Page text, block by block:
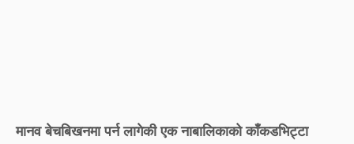
मानव बेचबिखनमा पर्न लागेकी एक नाबालिकाको काँकडभिट्टा